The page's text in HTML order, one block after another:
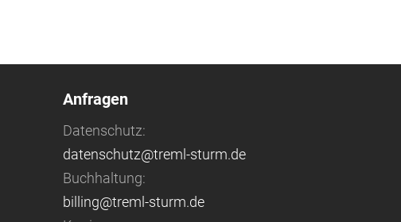
Anfragen
Datenschutz:
datenschutz@treml-sturm.de
Buchhaltung:
billing@treml-sturm.de